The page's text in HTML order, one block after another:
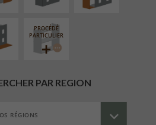
PROCÉDÉ
PARTICULIER
PAR REGION